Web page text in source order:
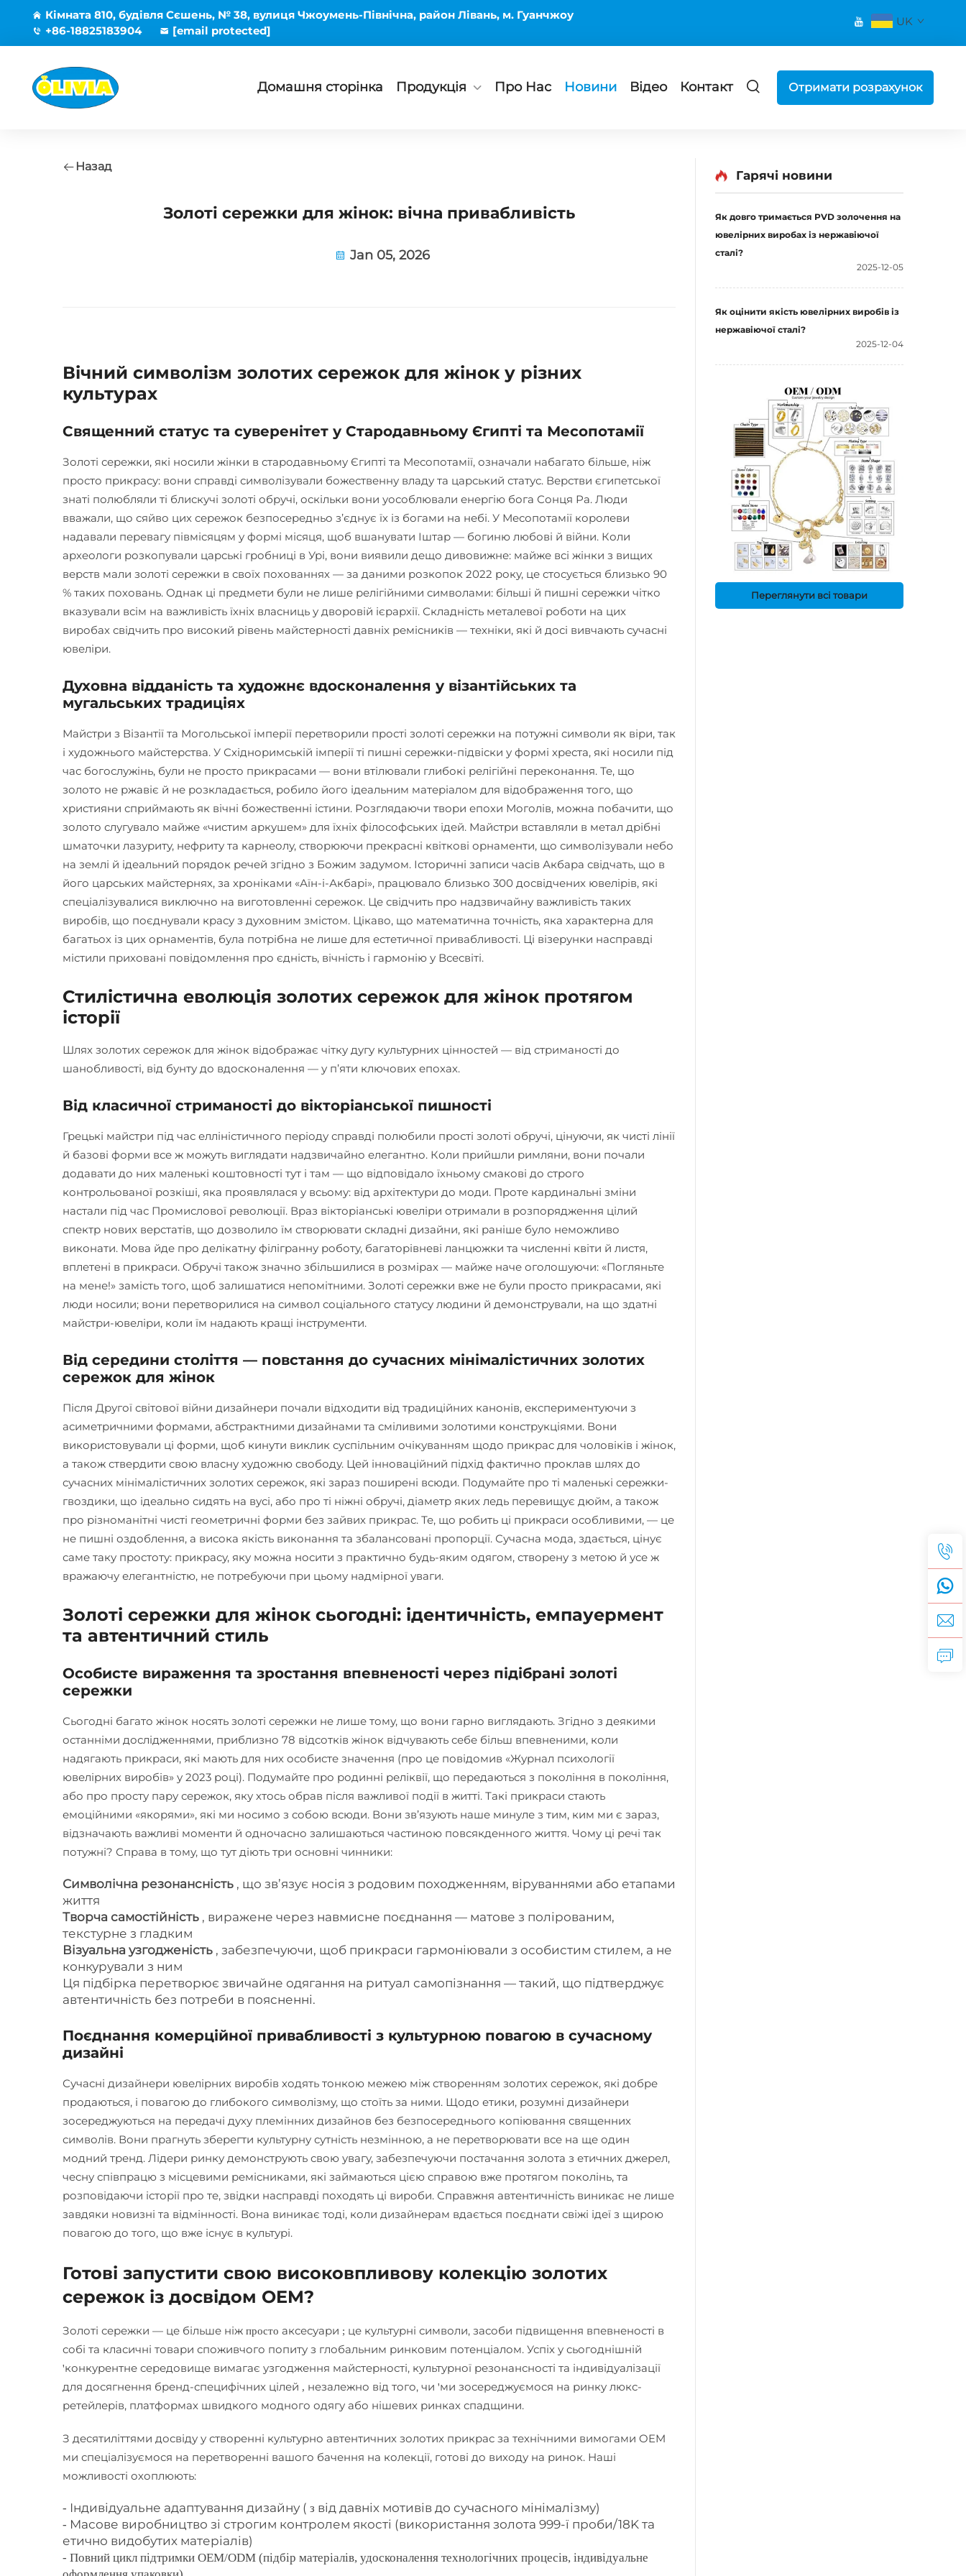
Кімната 810, будівля Сєшень, № 38, вулиця Чжоумень-Північна, район Лівань, м. Гуанчжоу
+86-18825183904
[email protected]
UK
Домашня сторінка Продукція Про Нас Новини Відео Контакт Отримати розрахунок
Назад
Золоті сережки для жінок: вічна привабливість
Jan 05, 2026
Вічний символізм золотих сережок для жінок у різних
культурах
Священний статус та суверенітет у Стародавньому Єгипті та Месопотамії
Золоті сережки, які носили жінки в стародавньому Єгипті та Месопотамії, означали набагато більше, ніж
просто прикрасу: вони справді символізували божественну владу та царський статус. Верстви єгипетської
знаті полюбляли ті блискучі золоті обручі, оскільки вони уособлювали енергію бога Сонця Ра. Люди
вважали, що сяйво цих сережок безпосередньо з’єднує їх із богами на небі. У Месопотамії королеви
надавали перевагу півмісяцям у формі місяця, щоб вшанувати Іштар — богиню любові й війни. Коли
археологи розкопували царські гробниці в Урі, вони виявили дещо дивовижне: майже всі жінки з вищих
верств мали золоті сережки в своїх похованнях — за даними розкопок 2022 року, це стосується близько 90
% таких поховань. Однак ці предмети були не лише релігійними символами: більші й пишні сережки чітко
вказували всім на важливість їхніх власниць у дворовій ієрархії. Складність металевої роботи на цих
виробах свідчить про високий рівень майстерності давніх ремісників — техніки, які й досі вивчають сучасні
ювеліри.
Духовна відданість та художнє вдосконалення у візантійських та
мугальських традиціях
Майстри з Візантії та Могольської імперії перетворили прості золоті сережки на потужні символи як віри, так
і художнього майстерства. У Східноримській імперії ті пишні сережки-підвіски у формі хреста, які носили під
час богослужінь, були не просто прикрасами — вони втілювали глибокі релігійні переконання. Те, що
золото не ржавіє й не розкладається, робило його ідеальним матеріалом для відображення того, що
християни сприймають як вічні божественні істини. Розглядаючи твори епохи Моголів, можна побачити, що
золото слугувало майже «чистим аркушем» для їхніх філософських ідей. Майстри вставляли в метал дрібні
шматочки лазуриту, нефриту та карнеолу, створюючи прекрасні квіткові орнаменти, що символізували небо
на землі й ідеальний порядок речей згідно з Божим задумом. Історичні записи часів Акбара свідчать, що в
його царських майстернях, за хроніками «Аїн-і-Акбарі», працювало близько 300 досвідчених ювелірів, які
спеціалізувалися виключно на виготовленні сережок. Це свідчить про надзвичайну важливість таких
виробів, що поєднували красу з духовним змістом. Цікаво, що математична точність, яка характерна для
багатьох із цих орнаментів, була потрібна не лише для естетичної привабливості. Ці візерунки насправді
містили приховані повідомлення про єдність, вічність і гармонію у Всесвіті.
Стилістична еволюція золотих сережок для жінок протягом
історії
Шлях золотих сережок для жінок відображає чітку дугу культурних цінностей — від стриманості до
шанобливості, від бунту до вдосконалення — у п’яти ключових епохах.
Від класичної стриманості до вікторіанської пишності
Грецькі майстри під час елліністичного періоду справді полюбили прості золоті обручі, цінуючи, як чисті лінії
й базові форми все ж можуть виглядати надзвичайно елегантно. Коли прийшли римляни, вони почали
додавати до них маленькі коштовності тут і там — що відповідало їхньому смакові до строго
контрольованої розкіші, яка проявлялася у всьому: від архітектури до моди. Проте кардинальні зміни
настали під час Промислової революції. Враз вікторіанські ювеліри отримали в розпорядження цілий
спектр нових верстатів, що дозволило їм створювати складні дизайни, які раніше було неможливо
виконати. Мова йде про делікатну філігранну роботу, багаторівневі ланцюжки та численні квіти й листя,
вплетені в прикраси. Обручі також значно збільшилися в розмірах — майже наче оголошуючи: «Погляньте
на мене!» замість того, щоб залишатися непомітними. Золоті сережки вже не були просто прикрасами, які
люди носили; вони перетворилися на символ соціального статусу людини й демонстрували, на що здатні
майстри-ювеліри, коли їм надають кращі інструменти.
Від середини століття — повстання до сучасних мінімалістичних золотих
сережок для жінок
Після Другої світової війни дизайнери почали відходити від традиційних канонів, експериментуючи з
асиметричними формами, абстрактними дизайнами та сміливими золотими конструкціями. Вони
використовували ці форми, щоб кинути виклик суспільним очікуванням щодо прикрас для чоловіків і жінок,
а також ствердити свою власну художню свободу. Цей інноваційний підхід фактично проклав шлях до
сучасних мінімалістичних золотих сережок, які зараз поширені всюди. Подумайте про ті маленькі сережки-
гвоздики, що ідеально сидять на вусі, або про ті ніжні обручі, діаметр яких ледь перевищує дюйм, а також
про різноманітні чисті геометричні форми без зайвих прикрас. Те, що робить ці прикраси особливими, — це
не пишні оздоблення, а висока якість виконання та збалансовані пропорції. Сучасна мода, здається, цінує
саме таку простоту: прикрасу, яку можна носити з практично будь-яким одягом, створену з метою й усе ж
вражаючу елегантністю, не потребуючи при цьому надмірної уваги.
Золоті сережки для жінок сьогодні: ідентичність, емпауермент
та автентичний стиль
Особисте вираження та зростання впевненості через підібрані золоті
сережки
Сьогодні багато жінок носять золоті сережки не лише тому, що вони гарно виглядають. Згідно з деякими
останніми дослідженнями, приблизно 78 відсотків жінок відчувають себе більш впевненими, коли
надягають прикраси, які мають для них особисте значення (про це повідомив «Журнал психології
ювелірних виробів» у 2023 році). Подумайте про родинні реліквії, що передаються з покоління в покоління,
або про просту пару сережок, яку хтось обрав після важливої події в житті. Такі прикраси стають
емоційними «якорями», які ми носимо з собою всюди. Вони зв’язують наше минуле з тим, ким ми є зараз,
відзначають важливі моменти й одночасно залишаються частиною повсякденного життя. Чому ці речі так
потужні? Справа в тому, що тут діють три основні чинники:
Символічна резонансність , що зв’язує носія з родовим походженням, віруваннями або етапами
життя
Творча самостійність , виражене через навмисне поєднання — матове з полірованим,
текстурне з гладким
Візуальна узгодженість , забезпечуючи, щоб прикраси гармоніювали з особистим стилем, а не
конкурували з ним
Ця підбірка перетворює звичайне одягання на ритуал самопізнання — такий, що підтверджує
автентичність без потреби в поясненні.
Поєднання комерційної привабливості з культурною повагою в сучасному
дизайні
Сучасні дизайнери ювелірних виробів ходять тонкою межею між створенням золотих сережок, які добре
продаються, і повагою до глибокого символізму, що стоїть за ними. Щодо етики, розумні дизайнери
зосереджуються на передачі духу племінних дизайнов без безпосереднього копіювання священних
символів. Вони прагнуть зберегти культурну сутність незмінною, а не перетворювати все на ще один
модний тренд. Лідери ринку демонструють свою увагу, забезпечуючи постачання золота з етичних джерел,
чесну співпрацю з місцевими ремісниками, які займаються цією справою вже протягом поколінь, та
розповідаючи історії про те, звідки насправді походять ці вироби. Справжня автентичність виникає не лише
завдяки новизні та відмінності. Вона виникає тоді, коли дизайнерам вдається поєднати свіжі ідеї з щирою
повагою до того, що вже існує в культурі.
Готові запустити свою високовпливову колекцію золотих
сережок із досвідом OEM?
Золоті сережки — це більше ніж просто аксесуари ; це культурні символи, засоби підвищення впевненості в
собі та класичні товари споживчого попиту з глобальним ринковим потенціалом. Успіх у сьогоднішній
'конкурентне середовище вимагає узгодження майстерності, культурної резонансності та індивідуалізації
для досягнення бренд-специфічних цілей , незалежно від того, чи 'ми зосереджуємося на ринку люкс-
ретейлерів, платформах швидкого модного одягу або нішевих ринках спадщини.
З десятиліттями досвіду у створенні культурно автентичних золотих прикрас за технічними вимогами OEM
ми спеціалізуємося на перетворенні вашого бачення на колекції, готові до виходу на ринок. Наші
можливості охоплюють:
- Індивідуальне адаптування дизайну ( з від давніх мотивів до сучасного мінімалізму)
- Масове виробництво зі строгим контролем якості (використання золота 999-ї проби/18K та
етично видобутих матеріалів)
- Повний цикл підтримки OEM/ODM (підбір матеріалів, удосконалення технологічних процесів, індивідуальне
Гарячі новини
Як довго тримається PVD золочення на
ювелірних виробах із нержавіючої
сталі?
2025-12-05
Як оцінити якість ювелірних виробів із
нержавіючої сталі?
2025-12-04
Переглянути всі товари